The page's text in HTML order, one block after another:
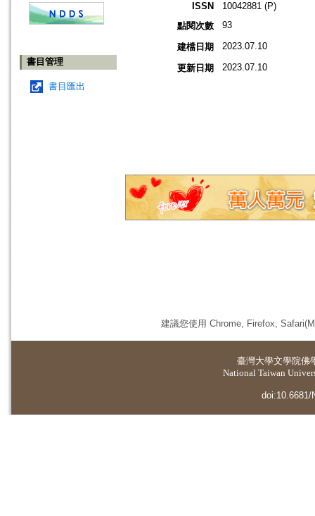
書目管理
書目匯出
ISSN
10042881 (P)
點閱次數
93
建檔日期 2023.07.10
更新日期 2023.07.10
建議您使用 Chrome, Firefox,
臺灣大學文學院佛
National Taiwan
doi:10.6681/